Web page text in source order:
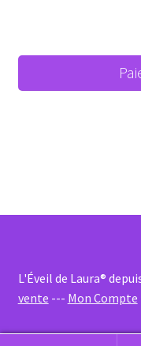
L'Éveil de Laura®
vente --- Mon Compte